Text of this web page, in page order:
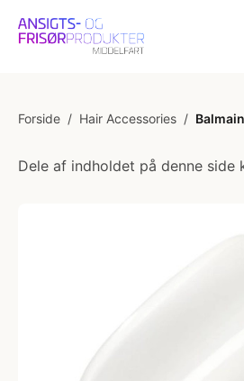
Forside / Hair Accessories /
Dele af indholdet på denne